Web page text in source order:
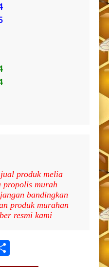
produk melia
propolis murah
bandingkan
produk murahan
resmi kami